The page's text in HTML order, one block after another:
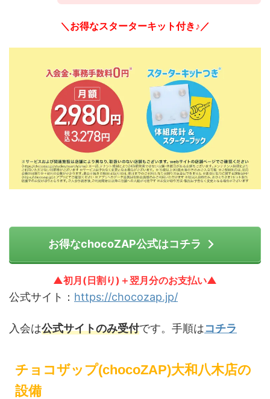
＼お得なスターターキット付き♪／
お得なchocoZAP公式はコチラ
▲初月(日割り)＋翌月分のお支払い▲
公式サイト： https://chocozap.jp/
入会は公式サイトのみ受付です。手順はコチラ
チョコザップ(chocoZAP)大和八木店の
設備